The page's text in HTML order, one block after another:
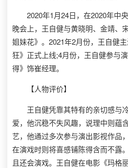
2020年1月24日，在2020年中
晚会上，王自健与黄晓明、金靖、
姐妹花》。2021年2月份，王自健
狂》正式上线;4月份，王自健参与
得》饰崔经理。
【人物评价】
王自健凭靠其特有的亲切感与
爱，他沉稳不失风趣，说理中则蕴
艺，他通过多次参与演出影视作品
在演戏时则将喜感铺陈得含而不露
且还会演戏。王自健在电影《玛格